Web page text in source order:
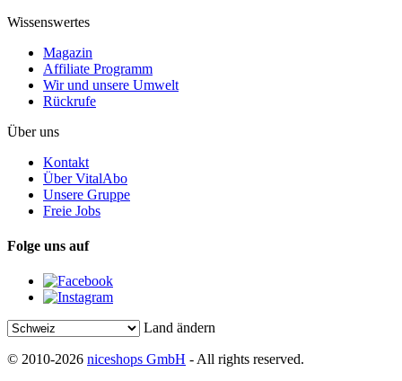
Wissenswertes
Magazin
Affiliate Programm
Wir und unsere Umwelt
Rückrufe
Über uns
Kontakt
Über VitalAbo
Unsere Gruppe
Freie Jobs
Folge uns auf
Land ändern
© 2010-2026 niceshops GmbH - All rights reserved.